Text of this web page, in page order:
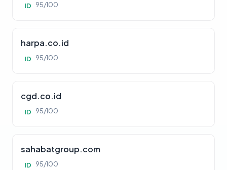
ID 95/100
harpa.co.id
ID 95/100
cgd.co.id
ID 95/100
sahabatgroup.com
ID 95/100